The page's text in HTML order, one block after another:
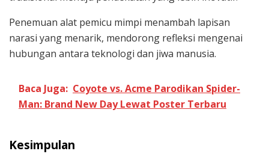
Penemuan alat pemicu mimpi menambah lapisan
narasi yang menarik, mendorong refleksi mengenai
hubungan antara teknologi dan jiwa manusia.
Baca Juga: Coyote vs. Acme Parodikan Spider-
Man: Brand New Day Lewat Poster Terbaru
Kesimpulan